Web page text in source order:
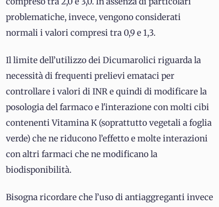
problematiche, invece, vengono considerati
normali i valori compresi tra 0,9 e 1,3.
Il limite dell’utilizzo dei Dicumarolici riguarda la
necessità di frequenti prelievi emataci per
controllare i valori di INR e quindi di modificare la
posologia del farmaco e l'interazione con molti cibi
contenenti Vitamina K (soprattutto vegetali a foglia
verde) che ne riducono l’effetto e molte interazioni
con altri farmaci che ne modificano la
biodisponibilità.
Bisogna ricordare che l’uso di antiaggreganti invece